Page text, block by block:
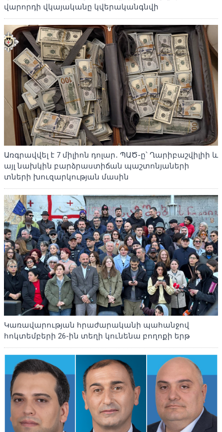
վարորդի վկայականը կվերականգնվի
Առգրավվել է 7 միլիոն դոլար․ ՊԱԾ-ը՝ Ղարիբաշվիլիի և
այլ նախկին բարձրաստիճան պաշտոնյաների
տների խուզարկության մասին
Կառավարության հրաժարականի պահանջով
հոկտեմբերի 26-ին տեղի կունենա բողոքի երթ